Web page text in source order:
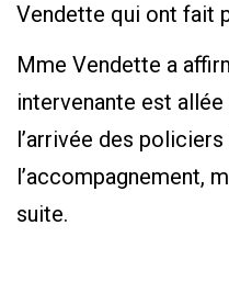
Vendette qui ont fait
Mme Vendette a
intervenante est
l’arrivée des
l’accompagnement,
suite.